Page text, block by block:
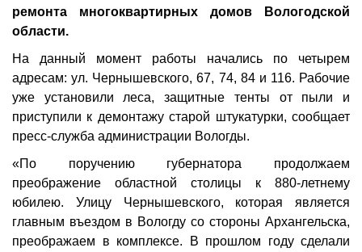
ремонта многоквартирных домов Вологодской
области.
На данный момент работы начались по четырем
адресам: ул. Чернышевского, 67, 74, 84 и 116. Рабочие
уже установили леса, защитные тенты от пыли и
приступили к демонтажу старой штукатурки, сообщает
пресс-служба администрации Вологды.
«По поручению губернатора продолжаем
преображение областной столицы к 880-летнему
юбилею. Улицу Чернышевского, которая является
главным въездом в Вологду со стороны Архангельска,
преображаем в комплексе. В прошлом году сделали